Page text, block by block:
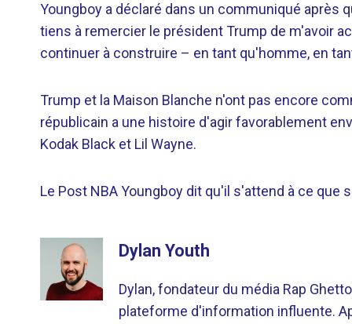
Youngboy a déclaré dans un communiqué après
tiens à remercier le président Trump de m'avoir
continuer à construire – en tant qu'homme, en
Trump et la Maison Blanche n'ont pas encore
républicain a une histoire d'agir favorablement
Kodak Black et Lil Wayne.
Le Post NBA Youngboy dit qu'il s'attend à ce
Dylan Youth
Dylan, fondateur du média Rap
plateforme d'information influente.